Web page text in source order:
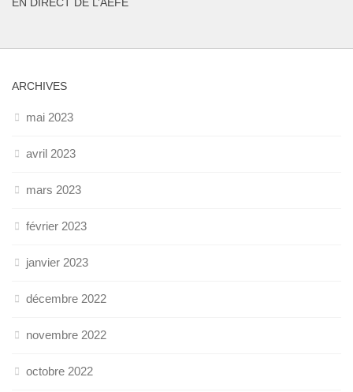
ARCHIVES
mai 2023
avril 2023
mars 2023
février 2023
janvier 2023
décembre 2022
novembre 2022
octobre 2022